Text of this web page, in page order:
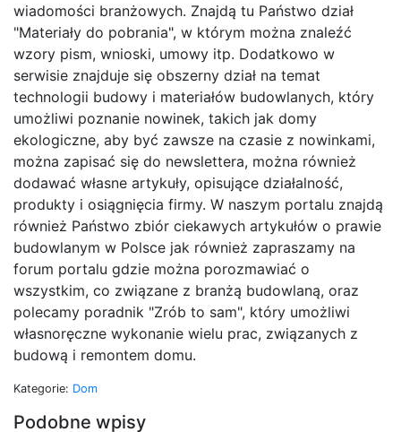
wiadomości branżowych. Znajdą tu Państwo dział
"Materiały do pobrania", w którym można znaleźć
wzory pism, wnioski, umowy itp. Dodatkowo w
serwisie znajduje się obszerny dział na temat
technologii budowy i materiałów budowlanych, który
umożliwi poznanie nowinek, takich jak domy
ekologiczne, aby być zawsze na czasie z nowinkami,
można zapisać się do newslettera, można również
dodawać własne artykuły, opisujące działalność,
produkty i osiągnięcia firmy. W naszym portalu znajdą
również Państwo zbiór ciekawych artykułów o prawie
budowlanym w Polsce jak również zapraszamy na
forum portalu gdzie można porozmawiać o
wszystkim, co związane z branżą budowlaną, oraz
polecamy poradnik "Zrób to sam", który umożliwi
własnoręczne wykonanie wielu prac, związanych z
budową i remontem domu.
Kategorie: Dom
Podobne wpisy